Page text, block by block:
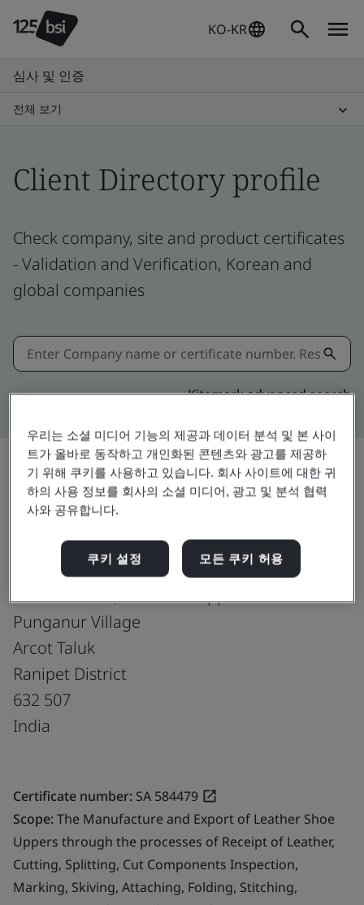
KO-KR
심사 및 인증
전체 보기
Client Directory profile
Check company, site and product certificates
- Validation and Verification, Korean and
global companies
Kitemark advanced search
공유: 업그레이드
Royale Leather Exports(P) Ltd - Unit-II
Plot No.224/2, Naickenthoppu
Punganur Village
Arcot Taluk
Ranipet District
632 507
India
Certificate number: SA 584479
Scope:The Manufacture and Export of Leather Shoe
Uppers through the processes of Receipt of Leather,
Cutting, Splitting, Cut Components Inspection,
Marking, Skiving, Attaching, Folding, Stitching,
우리는 소셜 미디어 기능의 제공과 데이터 분석 및 본 사이
트가 올바로 동작하고 개인화된 콘텐츠와 광고를 제공하
기 위해 쿠키를 사용하고 있습니다. 회사 사이트에 대한 귀
하의 사용 정보를 회사의 소셜 미디어, 광고 및 분석 협력
사와 공유합니다.
쿠키 설정 모든 쿠키 허용